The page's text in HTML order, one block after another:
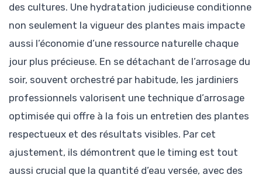
des cultures. Une hydratation judicieuse conditionne
non seulement la vigueur des plantes mais impacte
aussi l’économie d’une ressource naturelle chaque
jour plus précieuse. En se détachant de l’arrosage du
soir, souvent orchestré par habitude, les jardiniers
professionnels valorisent une technique d’arrosage
optimisée qui offre à la fois un entretien des plantes
respectueux et des résultats visibles. Par cet
ajustement, ils démontrent que le timing est tout
aussi crucial que la quantité d’eau versée, avec des